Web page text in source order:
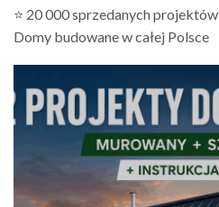
⭐ 20 000 sprzedanych projektów
Domy budowane w całej Polsce